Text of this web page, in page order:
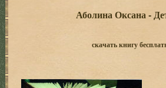
Аболина Оксана -
скачать книгу